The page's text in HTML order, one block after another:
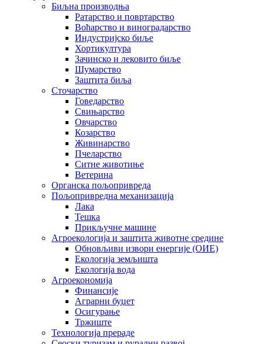
Биљна производња
Ратарство и повртарство
Воћарство и виноградарство
Индустријско биље
Хортикултура
Зачинско и лековито биље
Шумарство
Заштита биља
Сточарство
Говедарство
Свињарство
Овчарство
Козарство
Живинарство
Пчеларство
Ситне животиње
Ветерина
Органска пољопривреда
Пољопривредна механизација
Лака
Тешка
Прикључне машине
Агроекологија и заштита животне средине
Обновљиви извори енергије (ОИЕ)
Екологија земљишта
Екологија вода
Агроекономија
Финансије
Аграрни буџет
Осигурање
Тржиште
Технологија прераде